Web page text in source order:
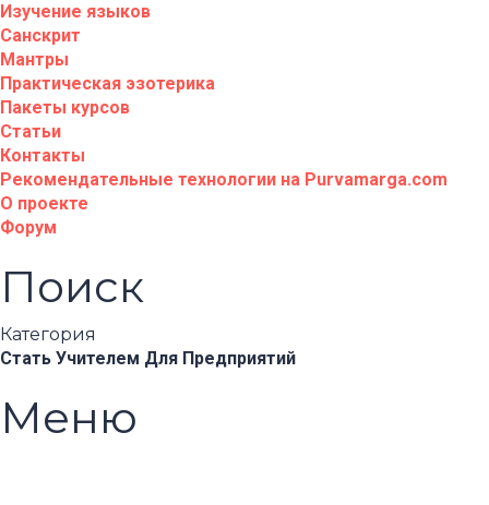
Изучение языков
Санскрит
Мантры
Практическая эзотерика
Пакеты курсов
Статьи
Контакты
Рекомендательные технологии на Purvamarga.com
О проекте
Форум
Поиск
Категория
Стать Учителем Для Предприятий
Меню